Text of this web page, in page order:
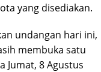
yang disediakan.
undangan hari ini,
membuka satu
Jumat, 8 Agustus